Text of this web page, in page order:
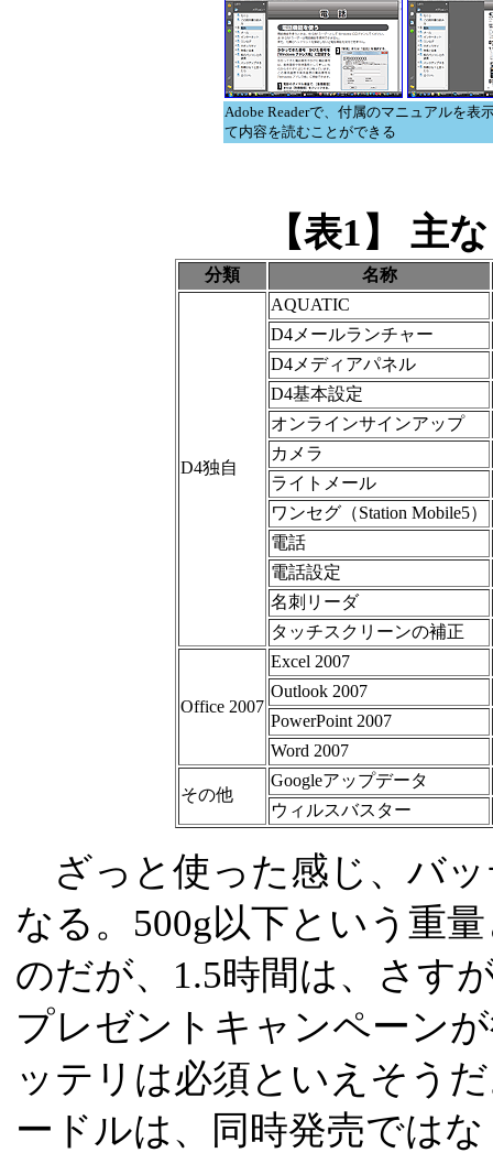
Adobe Readerで、付属のマニュアルを
て内容を読むことができる
【表1】 主
分類 名称
D4独自
AQUATIC
D4メールランチャー
D4メディアパネル
D4基本設定
オンラインサインアップ
カメラ
ライトメール
ワンセグ（Station Mobile5）
電話
電話設定
名刺リーダ
タッチスクリーンの補正
Office 2007
Excel 2007
Outlook 2007
PowerPoint 2007
Word 2007
その他
Googleアップデータ
ウィルスバスター
ざっと使った感じ、バ
なる。500g以下という重
のだが、1.5時間は、さす
プレゼントキャンペーン
ッテリは必須といえそう
ードルは、同時発売では